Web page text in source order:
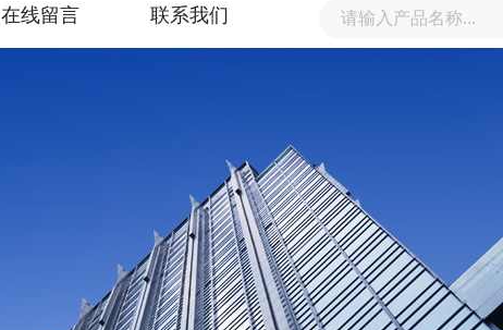
在线留言 联系我们